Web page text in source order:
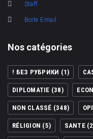
Staff
Boite Email
Nos catégories
! БЕЗ РУБРИКИ (1)
DIPLOMATIE (38)
NON CLASSÉ (348)
RÉLIGION (5) SANTE